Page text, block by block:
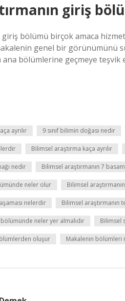
giriş
bölümü birçok amaca hizmet
genel bir görünümünü
bölümlerine geçmeye teşvik
ayrılır 9 sınıf bilimin doğası nedir
Bilimsel araştırma kaça ayrılır
nedir Bilimsel araştırmanın 7
neler olur Bilimsel
nelerdir Bilimsel araştırmanın
neler yer almalıdır Bilimsel
oluşur Makalenin bölümleri